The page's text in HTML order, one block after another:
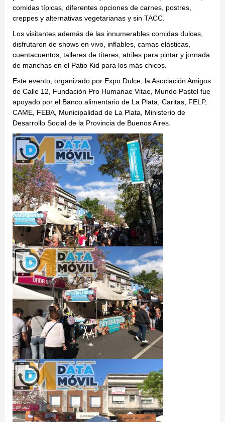
comidas típicas, diferentes opciones de carnes, postres,
creppes y alternativas vegetarianas y sin TACC.
Los visitantes además de las innumerables comidas dulces,
disfrutaron de shows en vivo, inflables, camas elásticas,
cuentacuentos, talleres de títeres, atriles para pintar y jornada
de manchas en el Patio Kid para los más chicos.
Este evento, organizado por Expo Dulce, la Asociación Amigos
de Calle 12, Fundación Pro Humanae Vitae, Mundo Pastel fue
apoyado por el Banco alimentario de La Plata, Caritas, FELP,
CAME, FEBA, Municipalidad de La Plata, Ministerio de
Desarrollo Social de la Provincia de Buenos Aires.